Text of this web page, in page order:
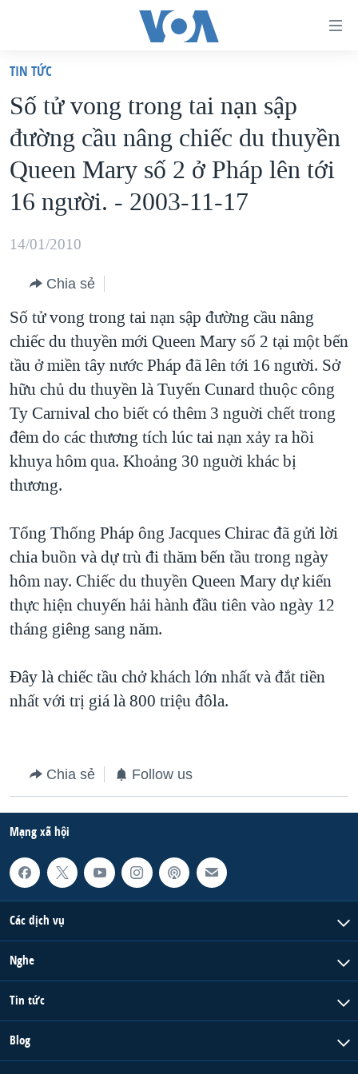
truy
cập
Tới
nội
dung
chính
Tới
hướng
chính
tới
"Tìm"
VIỆT NAM
HOA KỲ
BIỂN ĐÔNG
THẾ GIỚI
MỤC
TỰ DO BÁO CHÍ
VẠCH TRẦN TIN GIẢ
NGƯỜI VIỆT HẢI NGOẠI
KINH TẾ
KHOA HỌC
SỨC KHOẺ
THỂ THAO
GIÁO DỤC
CHUYÊN ĐỀ
CHIẾN TRANH THƯƠNG MẠI CỦA MỸ: QUÁ KHỨ VÀ HIỆN
TẠI
HÀNH TRÌNH BẦU CỬ 2024
MỘT NĂM CHIẾN TRANH TẠI DẢI GAZA
GIẢI MÃ VÀNH ĐAI & CON ĐƯỜNG
GROUND ZERO – XƯA VÀ NAY
CHI PHÍ CHIẾN TRANH AFGHANISTAN
CÁC GIÁ TRỊ CỘNG HÒA Ở VIỆT NAM
THƯỢNG ĐỈNH TRUMP-KIM TẠI VIỆT NAM
NGƯ DÂN VIỆT VÀ LÀN SÓNG TRỘM HẢI SÂM
BÊN KIA QUỐC LỘ: TIẾNG VỌNG TỪ NÔNG THÔN MỸ
HỌC TIẾNG ANH
VIDEO
NGHE
MẠNG XÃ HỘI
Ngôn ngữ khác
TIN TỨC
Số tử vong trong tai nạn sập
đường cầu nâng chiếc du thuyền
Queen Mary số 2 ở Pháp lên tới
16 người. - 2003-11-17
14/01/2010
Chia sẻ
Số tử vong trong tai nạn sập đường cầu nâng
chiếc du thuyền mới Queen Mary số 2 tại một bến
tầu ở miền tây nước Pháp đã lên tới 16 người. Sở
hữu chủ du thuyền là Tuyến Cunard thuộc công
Ty Carnival cho biết có thêm 3 nguời chết trong
đêm do các thương tích lúc tai nạn xảy ra hồi
khuya hôm qua. Khoảng 30 nguời khác bị
thương.
Tổng Thống Pháp ông Jacques Chirac đã gửi lời
chia buồn và dự trù đi thăm bến tầu trong ngày
hôm nay. Chiếc du thuyền Queen Mary dự kiến
thực hiện chuyến hải hành đầu tiên vào ngày 12
tháng giêng sang năm.
Đây là chiếc tầu chở khách lớn nhất và đắt tiền
nhất với trị giá là 800 triệu đôla.
Chia sẻ Follow us
Mạng xã hội
Các dịch vụ
Nghe
Tin tức
Blog